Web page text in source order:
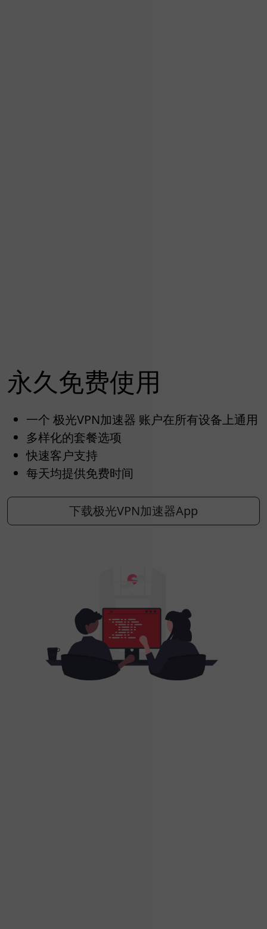
永久免费使用
一个 极光VPN加速器 账户在所有设备上通用
多样化的套餐选项
快速客户支持
每天均提供免费时间
下载极光VPN加速器App